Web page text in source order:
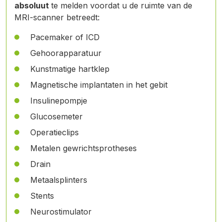
absoluut te melden voordat u de ruimte van de
MRI-scanner betreedt:
Pacemaker of ICD
Gehoorapparatuur
Kunstmatige hartklep
Magnetische implantaten in het gebit
Insulinepompje
Glucosemeter
Operatieclips
Metalen gewrichtsprotheses
Drain
Metaalsplinters
Stents
Neurostimulator